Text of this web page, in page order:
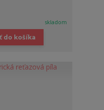
skladom
do košíka